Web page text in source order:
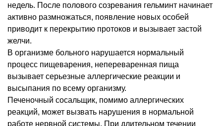
недель. После полового созревания гельминт начинает
активно размножаться, появление новых особей
приводит к перекрытию протоков и вызывает застой
желчи.
В организме больного нарушается нормальный
процесс пищеварения, непереваренная пища
вызывает серьезные аллергические реакции и
высыпания по всему организму.
Печеночный сосальщик, помимо аллергических
реакций, может вызвать нарушения в нормальной
работе нервной системы. При длительном течении